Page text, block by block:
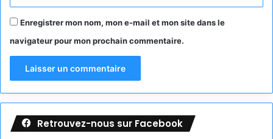
Enregistrer mon nom, mon e-mail et mon site dans le
navigateur pour mon prochain commentaire.
Retrouvez-nous sur Facebook